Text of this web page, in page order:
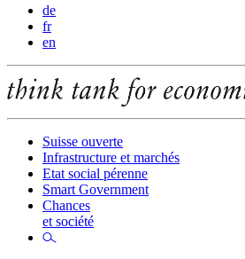
de
fr
en
Suisse ouverte
Infrastructure et marchés
Etat social pérenne
Smart Government
Chances
et société